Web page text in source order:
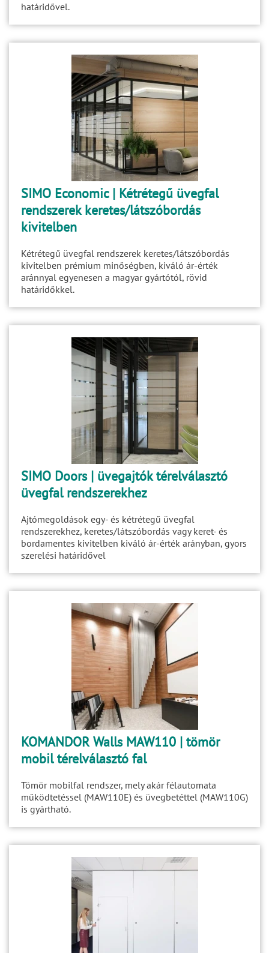
határidővel.
SIMO Economic | Kétrétegű üvegfal
rendszerek keretes/látszóbordás
kivitelben
Kétrétegű üvegfal rendszerek keretes/látszóbordás
kivitelben prémium minőségben, kiváló ár-érték
aránnyal egyenesen a magyar gyártótól, rövid
határidőkkel.
SIMO Doors | üvegajtók térelválasztó
üvegfal rendszerekhez
Ajtómegoldások egy- és kétrétegű üvegfal
rendszerekhez, keretes/látszóbordás vagy keret- és
bordamentes kivitelben kiváló ár-érték arányban, gyors
szerelési határidővel
KOMANDOR Walls MAW110 | tömör
mobil térelválasztó fal
Tömör mobilfal rendszer, mely akár félautomata
működtetéssel (MAW110E) és üvegbetéttel (MAW110G)
is gyártható.